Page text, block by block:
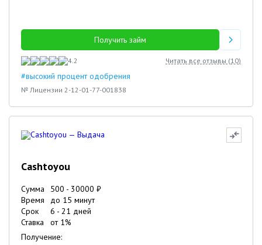
Получить займ
4.2 Читать все отзывы (10)
#высокий процент одобрения
№ Лицензии 2-12-01-77-001838
Cashtoyou
Сумма 500 - 30000 ₽
Время
до 15 минут
Срок
6 - 21 дней
Ставка
от 1%
Получение: